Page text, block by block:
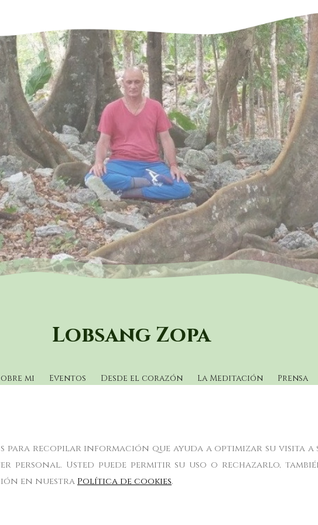
Lobsang Zopa
mi Eventos Desde el corazón La Meditación Prensa
Política de cookies
para recopilar información que ayuda a optimizar su visita a
Usted puede permitir su uso o rechazarlo,
en nuestra Política de cookies.